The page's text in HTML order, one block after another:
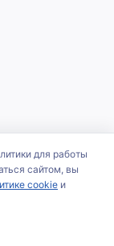
для работы
сайтом, вы
cookie и